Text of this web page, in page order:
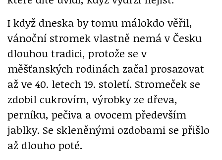
I když dneska by tomu málokdo věřil,
vánoční stromek vlastně nemá v Česku
dlouhou tradici, protože se v
měšťanských rodinách začal prosazovat
až ve 40. letech 19. století. Stromeček se
zdobil cukrovím, výrobky ze dřeva,
perníku, pečiva a ovocem především
jablky. Se skleněnými ozdobami se přišlo
až dlouho poté.